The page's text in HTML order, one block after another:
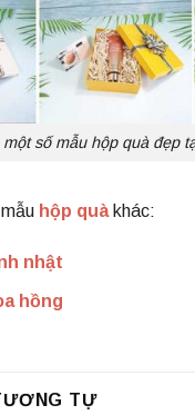
số mẫu hộp quà đẹp
hộp quàkhác:
nhật
hồng
TỰ